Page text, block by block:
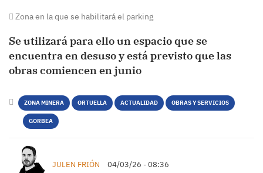
Zona en la que se habilitará el parking
Se utilizará para ello un espacio que se
encuentra en desuso y está previsto que las
obras comiencen en junio
ZONA MINERA ORTUELLA ACTUALIDAD OBRAS Y SERVICIOS
GORBEA
JULEN FRIÓN 04/03/26 - 08:36